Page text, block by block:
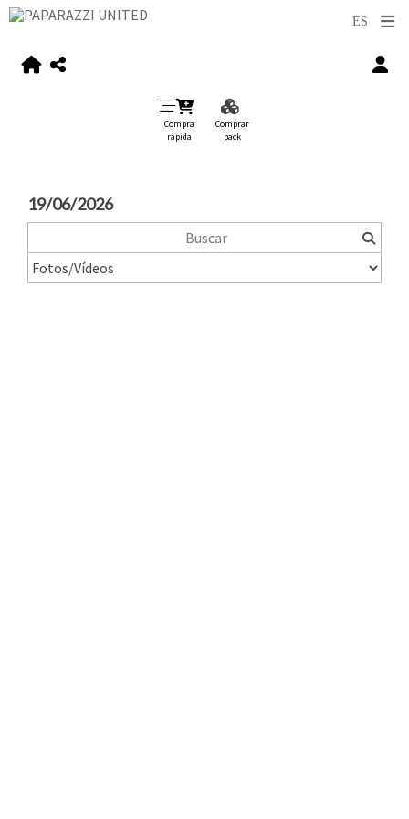
Compra
rápida
Comprar
pack
19/06/2026